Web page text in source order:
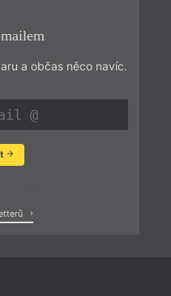
a občas něco navíc.